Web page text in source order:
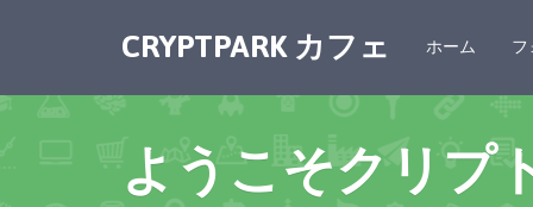
CRYPTPARK カフェ ホーム フ
ようこそクリプ